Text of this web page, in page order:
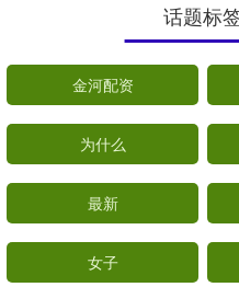
话题标
金河配资
为什么
最新
女子